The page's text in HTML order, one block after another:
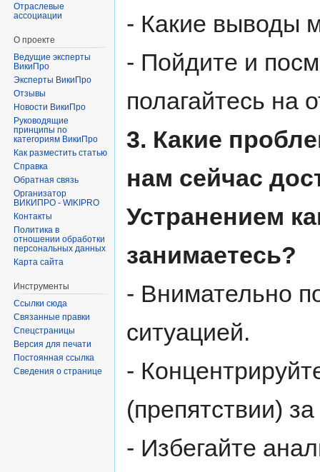
- Какие выводы
- Пойдите и
полагайтесь на
3. Какие
нам сейчас
Устранением
занимаетесь?
- Внимательно
ситуацией.
-
(препятствии)
- Избегайте
Отраслевые
ассоциации
О проекте
Ведущие эксперты
ВикиПро
Эксперты ВикиПро
Отзывы
Новости ВикиПро
Руководящие
принципы по
категориям ВикиПро
Как разместить статью
Справка
Обратная связь
Организатор
ВИКИПРО - WIKIPRO
Контакты
Политика в
отношении обработки
персональных данных
Карта сайта
Инструменты
Ссылки сюда
Связанные правки
Спецстраницы
Версия для печати
Постоянная ссылка
Сведения о странице